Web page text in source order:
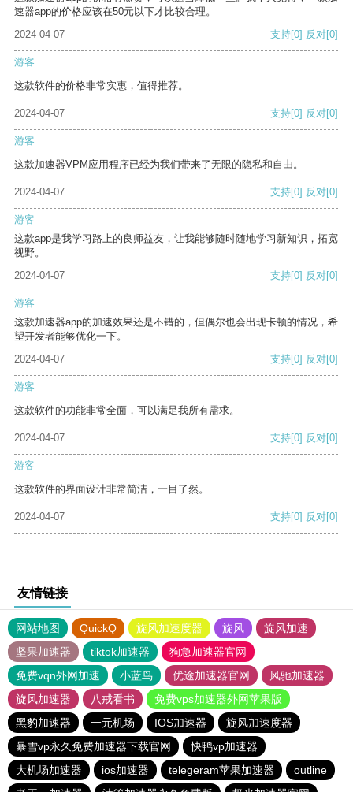
速器app的价格应该在50元以下才比较合理。
2024-04-07
支持[0] 反对[0]
游客
这款软件的价格非常实惠，值得推荐。
2024-04-07 支持[0] 反对[0]
游客
这款加速器VPM应用程序已经为我们带来了无限的隐私和自由。
2024-04-07 支持[0] 反对[0]
游客
这款app是我学习路上的良师益友，让我能够随时随地学习新知识，拓宽
视野。
2024-04-07
支持[0] 反对[0]
游客
这款加速器app的加速效果还是不错的，但偶尔也会出现卡顿的情况，希
望开发者能够优化一下。
2024-04-07
支持[0] 反对[0]
游客
这款软件的功能非常全面，可以满足我所有需求。
2024-04-07 支持[0] 反对[0]
游客
这款软件的界面设计非常简洁，一目了然。
2024-04-07 支持[0] 反对[0]
友情链接
网站地图 QuickQ 旋风加速度器 旋风
旋风加速
坚果加速器
tiktok加速器
狗急加速器官网
免费vqn外网加速
小蓝鸟 优途加速器官网
风驰加速器
旋风加速器
八戒看书
免费vps加速器外网苹果版
黑豹加速器
一元机场 IOS加速器
旋风加速度器
暴雪vp永久免费加速器下载官网
快鸭vp加速器
大机场加速器
ios加速器 telegeram苹果加速器
outline